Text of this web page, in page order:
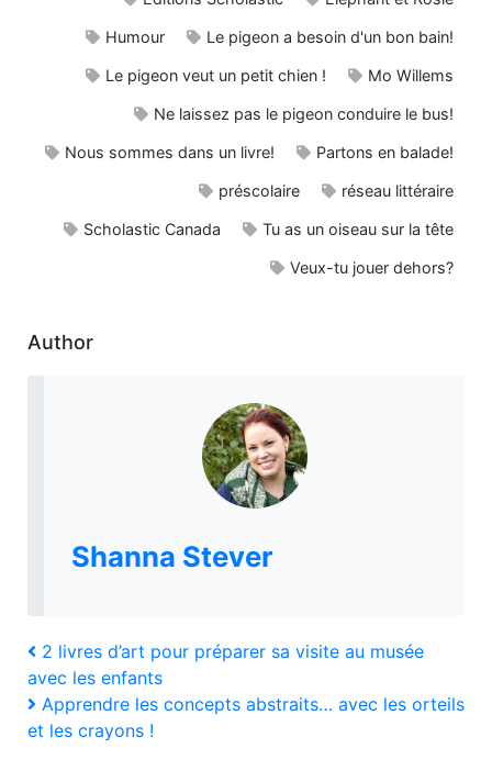
Humour Le pigeon a besoin d'un bon bain!
Le pigeon veut un petit chien ! Mo Willems
Ne laissez pas le pigeon conduire le bus!
Nous sommes dans un livre! Partons en balade!
préscolaire réseau littéraire
Scholastic Canada Tu as un oiseau sur la tête
Veux-tu jouer dehors?
Author
Shanna Stever
Navigation
de
l’article
Previous
Post
2 livres d’art pour préparer sa visite au musée
avec les enfants
Next
Post
Apprendre les concepts abstraits… avec les orteils
et les crayons !